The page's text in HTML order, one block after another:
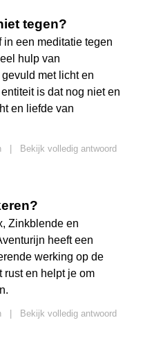
tegen?
een meditatie tegen
hulp van
met licht en
is dat nog niet en
en liefde van
Bekijk volledig antwoord
Zinkblende en
heeft een
werking op de
rust en helpt je om
Bekijk volledig antwoord